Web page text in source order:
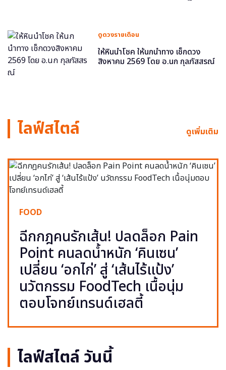
ดูดวงรายเดือน
ให้หินนำโชค ให้นกนำทาง เช็กดวง
สิงหาคม 2569 โดย อ.นก กุลภัสสรณ์
ไลฟ์สไตล์ ดูเพิ่มเติม
FOOD
ฉีกกฎคนรักเส้น! ปลดล็อก Pain
Point คนลดน้ำหนัก ‘คินเซน’
เปลี่ยน ‘อกไก่’ สู่ ‘เส้นไร้แป้ง’
นวัตกรรม FoodTech เนื้อนุ่ม
ตอบโจทย์เทรนด์เฮลตี้
ไลฟ์สไตล์ วันนี้